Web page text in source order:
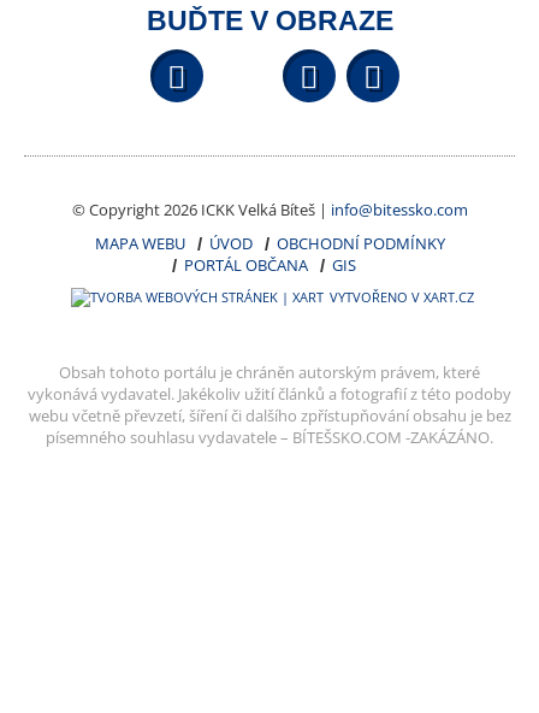
BUĎTE V OBRAZE
Facebook YouTube
© Copyright 2026 ICKK Velká Bíteš | info@bitessko.com
MAPA WEBU
ÚVOD
OBCHODNÍ PODMÍNKY
PORTÁL OBČANA
GIS
VYTVOŘENO V XART.CZ
Obsah tohoto portálu je chráněn autorským právem, které
vykonává vydavatel. Jakékoliv užití článků a fotografií z této podoby
webu včetně převzetí, šíření či dalšího zpřístupňování obsahu je bez
písemného souhlasu vydavatele – BÍTEŠSKO.COM -ZAKÁZÁNO.